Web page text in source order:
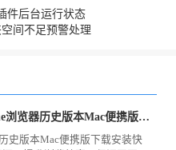
件后台运行状态
间不足预警处理
Google Chrome浏览器历史版本Mac便携版快速下载安装方法
史版本Mac便携版下载安装快